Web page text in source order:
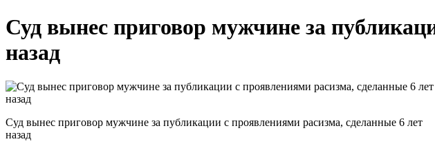
Суд вынес приговор мужчине за
назад
Суд вынес приговор мужчине за публикации с проявлениями расизма, сделанные 6 лет
назад